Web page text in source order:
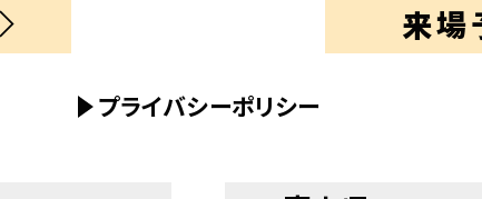
来場
プライバシーポリシー